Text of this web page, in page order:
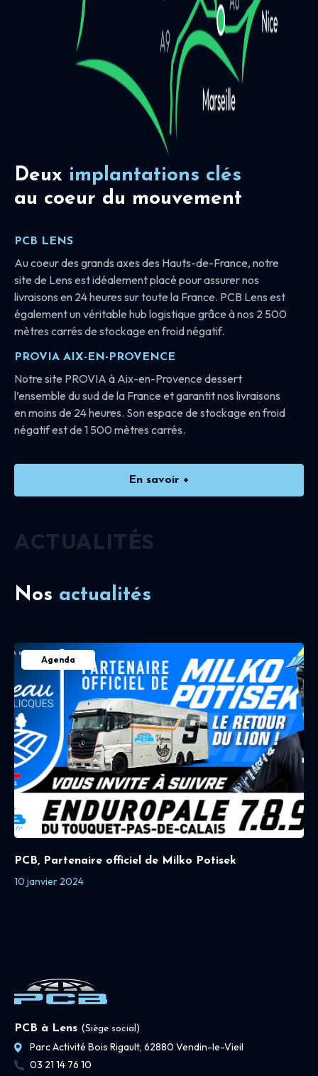
Deux implantations clés
au coeur du mouvement
PCB LENS
Au coeur des grands axes des Hauts-de-France, notre
site de Lens est idéalement placé pour assurer nos
livraisons en 24 heures sur toute la France. PCB Lens est
également un véritable hub logistique grâce à nos 2 500
mètres carrés de stockage en froid négatif.
PROVIA AIX-EN-PROVENCE
Notre site PROVIA à Aix-en-Provence dessert
l’ensemble du sud de la France et garantit nos livraisons
en moins de 24 heures. Son espace de stockage en froid
négatif est de 1 500 mètres carrés.
En savoir +
ACTUALITÉS
Nos actualités
Agenda
PCB, Partenaire officiel de Milko Potisek
10 janvier 2024
PCB à Lens (Siège social)
Parc Activité Bois Rigault, 62880 Vendin-le-Vieil
03 21 14 76 10